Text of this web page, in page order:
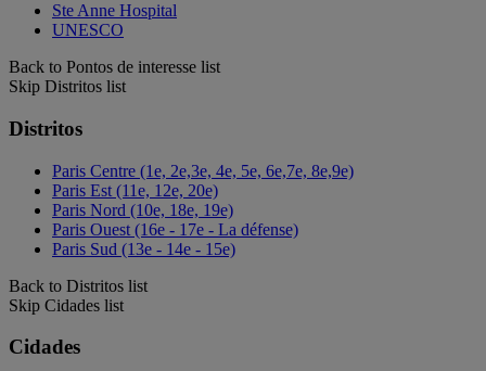
Ste Anne Hospital
UNESCO
Back to Pontos de interesse list
Skip Distritos list
Distritos
Paris Centre (1e, 2e,3e, 4e, 5e, 6e,7e, 8e,9e)
Paris Est (11e, 12e, 20e)
Paris Nord (10e, 18e, 19e)
Paris Ouest (16e - 17e - La défense)
Paris Sud (13e - 14e - 15e)
Back to Distritos list
Skip Cidades list
Cidades